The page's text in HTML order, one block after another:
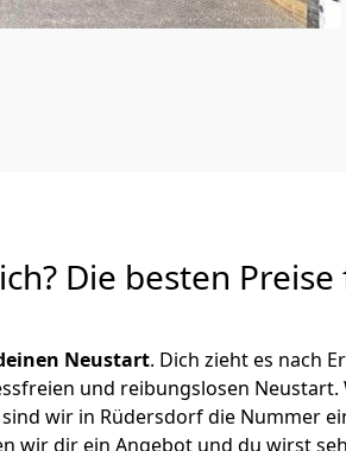
Die besten
Neustart. Dich zieht es nach
und reibungslosen Neustart.
sind wir in Rüdersdorf die Nummer
wir dir ein Angebot und du wirst